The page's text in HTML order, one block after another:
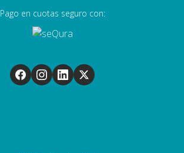
Pago en cuotas seguro con: